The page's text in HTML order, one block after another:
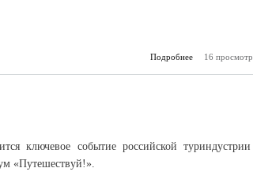
Подробнее
о
16
ключевое событие российской
«Путешествуй!».